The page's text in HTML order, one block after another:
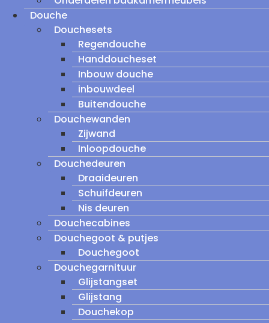
Douche
Douchesets
Regendouche
Handdoucheset
Inbouw douche
inbouwdeel
Buitendouche
Douchewanden
Zijwand
Inloopdouche
Douchedeuren
Draaideuren
Schuifdeuren
Nis deuren
Douchecabines
Douchegoot & putjes
Douchegoot
Douchegarnituur
Glijstangset
Glijstang
Douchekop